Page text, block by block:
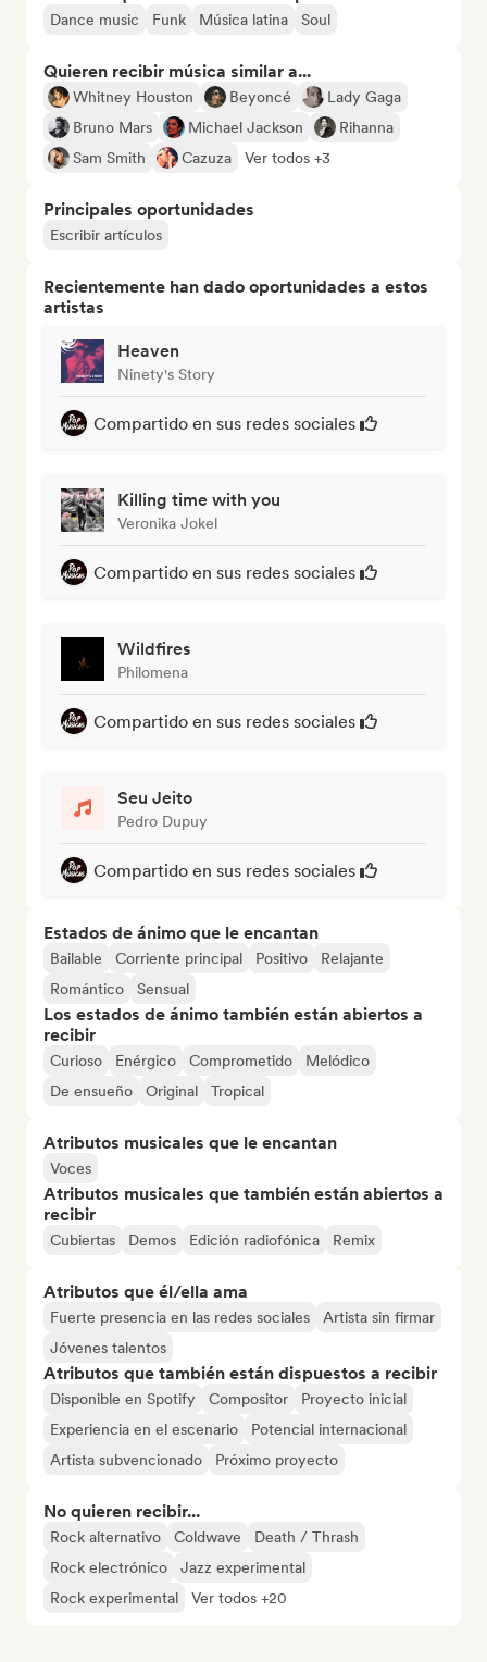
Dance music Funk Música latina Soul
Quieren recibir música similar a...
Whitney Houston Beyoncé
Lady Gaga
Bruno Mars
Michael Jackson
Rihanna
Sam Smith
Cazuza Ver todos +3
Principales oportunidades
Escribir artículos
Recientemente han dado oportunidades a estos
artistas
Heaven
Ninety's Story
Compartido en sus redes sociales
Killing time with you
Veronika Jokel
Compartido en sus redes sociales
Wildfires
Philomena
Compartido en sus redes sociales
Seu Jeito
Pedro Dupuy
Compartido en sus redes sociales
Estados de ánimo que le encantan
Bailable Corriente principal Positivo
Relajante
Romántico
Sensual
Los estados de ánimo también están abiertos a
recibir
Curioso Enérgico Comprometido
Melódico
De ensueño
Original Tropical
Atributos musicales que le encantan
Voces
Atributos musicales que también están abiertos a
recibir
Cubiertas Demos Edición radiofónica Remix
Atributos que él/ella ama
Fuerte presencia en las redes sociales
Artista sin firmar
Jóvenes talentos
Atributos que también están dispuestos a recibir
Disponible en Spotify Compositor
Proyecto inicial
Experiencia en el escenario
Potencial internacional
Artista subvencionado
Próximo proyecto
No quieren recibir...
Rock alternativo Coldwave
Death / Thrash
Rock electrónico
Jazz experimental
Rock experimental
Ver todos +20